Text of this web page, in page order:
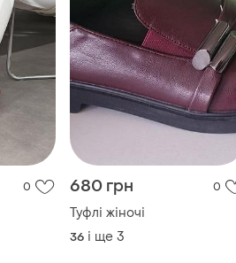
0 680 грн 0
Туфлі жіночі